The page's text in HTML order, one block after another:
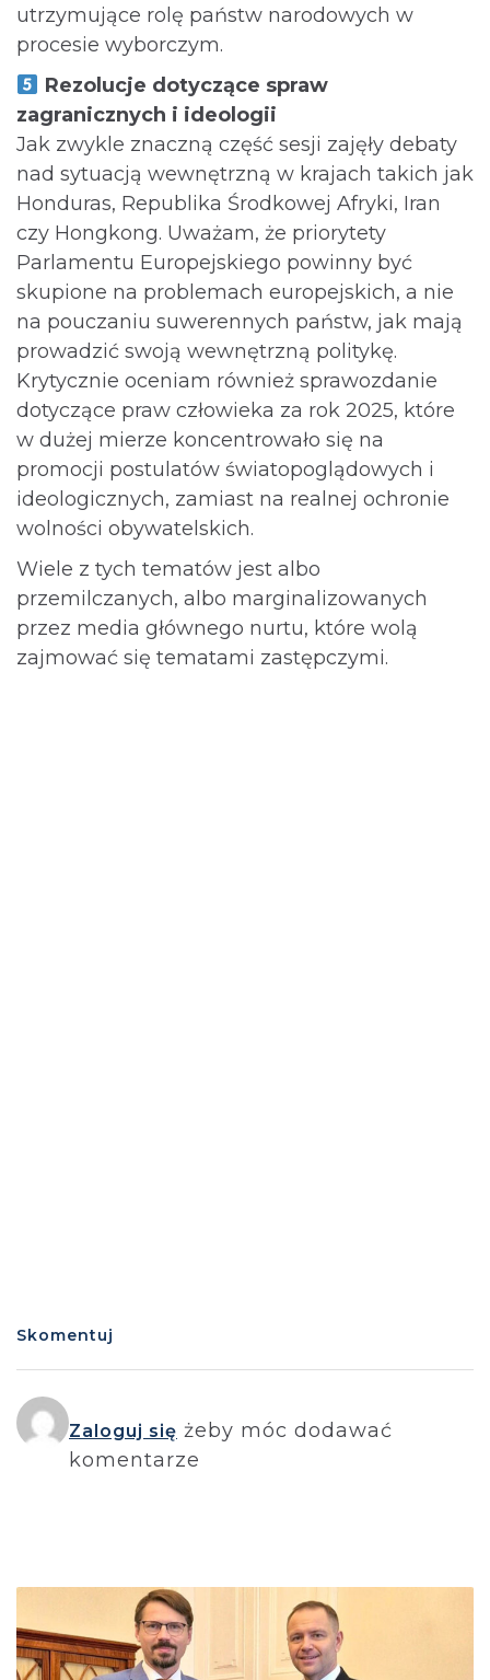
utrzymujące rolę państw narodowych w
procesie wyborczym.
Rezolucje dotyczące spraw
zagranicznych i ideologii
Jak zwykle znaczną część sesji zajęły debaty
nad sytuacją wewnętrzną w krajach takich jak
Honduras, Republika Środkowej Afryki, Iran
czy Hongkong. Uważam, że priorytety
Parlamentu Europejskiego powinny być
skupione na problemach europejskich, a nie
na pouczaniu suwerennych państw, jak mają
prowadzić swoją wewnętrzną politykę.
Krytycznie oceniam również sprawozdanie
dotyczące praw człowieka za rok 2025, które
w dużej mierze koncentrowało się na
promocji postulatów światopoglądowych i
ideologicznych, zamiast na realnej ochronie
wolności obywatelskich.
Wiele z tych tematów jest albo
przemilczanych, albo marginalizowanych
przez media głównego nurtu, które wolą
zajmować się tematami zastępczymi.
Skomentuj
Zaloguj się żeby móc dodawać
komentarze